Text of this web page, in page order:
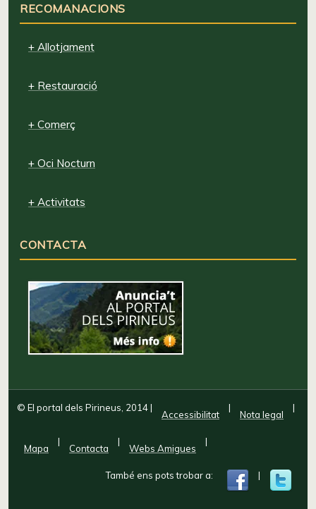
RECOMANACIONS
+ Allotjament
+ Restauració
+ Comerç
+ Oci Nocturn
+ Activitats
CONTACTA
© El portal dels Pirineus, 2014|
Accessibilitat
|
Nota legal
|
Mapa
|
Contacta
|
Webs Amigues
|
També ens pots trobar a: |